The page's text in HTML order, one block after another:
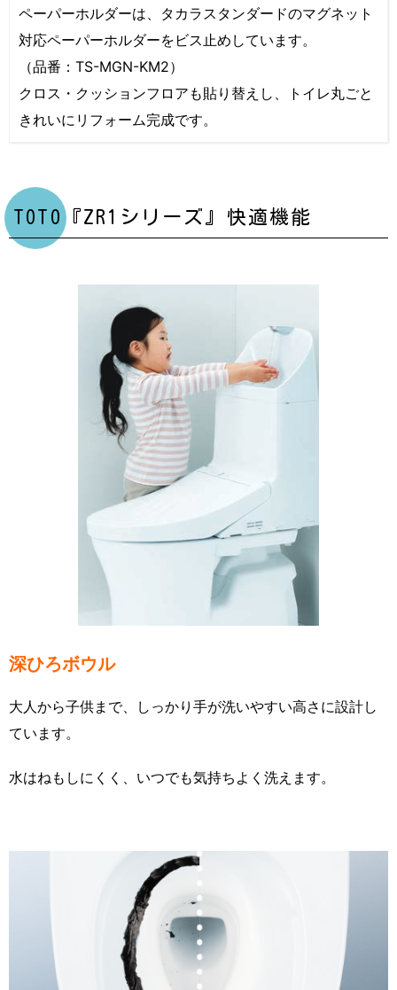
ペーパーホルダーは、タカラスタンダードのマグネット
対応ペーパーホルダーをビス止めしています。
（品番：TS-MGN-KM2）
クロス・クッションフロアも貼り替えし、トイレ丸ごと
きれいにリフォーム完成です。
TOTO『ZR1シリーズ』快適機能
深ひろボウル
大人から子供まで、しっかり手が洗いやすい高さに設計し
ています。
水はねもしにくく、いつでも気持ちよく洗えます。